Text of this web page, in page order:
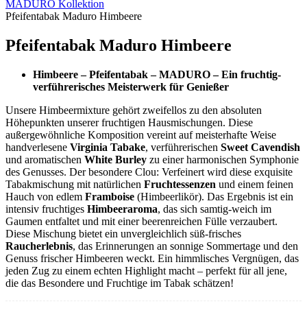
MADURO Kollektion
Pfeifentabak Maduro Himbeere
Pfeifentabak Maduro Himbeere
Himbeere – Pfeifentabak – MADURO – Ein fruchtig-
verführerisches Meisterwerk für Genießer
Unsere Himbeermixture gehört zweifellos zu den absoluten
Höhepunkten unserer fruchtigen Hausmischungen. Diese
außergewöhnliche Komposition vereint auf meisterhafte Weise
handverlesene Virginia Tabake, verführerischen Sweet Cavendish
und aromatischen White Burley zu einer harmonischen Symphonie
des Genusses. Der besondere Clou: Verfeinert wird diese exquisite
Tabakmischung mit natürlichen Fruchtessenzen und einem feinen
Hauch von edlem Framboise (Himbeerlikör). Das Ergebnis ist ein
intensiv fruchtiges Himbeeraroma, das sich samtig-weich im
Gaumen entfaltet und mit einer beerenreichen Fülle verzaubert.
Diese Mischung bietet ein unvergleichlich süß-frisches
Raucherlebnis, das Erinnerungen an sonnige Sommertage und den
Genuss frischer Himbeeren weckt. Ein himmlisches Vergnügen, das
jeden Zug zu einem echten Highlight macht – perfekt für all jene,
die das Besondere und Fruchtige im Tabak schätzen!